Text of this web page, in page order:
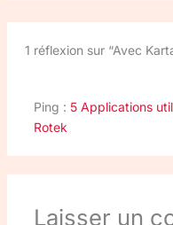
1 réflexion sur “Avec
Ping : 5 Applications
Rotek
Laisser un